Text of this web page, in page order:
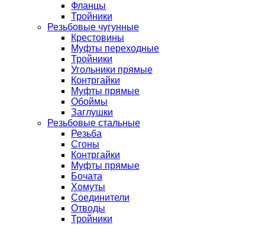
Фланцы
Тройники
Резьбовые чугунные
Крестовины
Муфты переходные
Тройники
Угольники прямые
Контргайки
Муфты прямые
Обоймы
Заглушки
Резьбовые стальные
Резьба
Сгоны
Контргайки
Муфты прямые
Бочата
Хомуты
Соединители
Отводы
Тройники